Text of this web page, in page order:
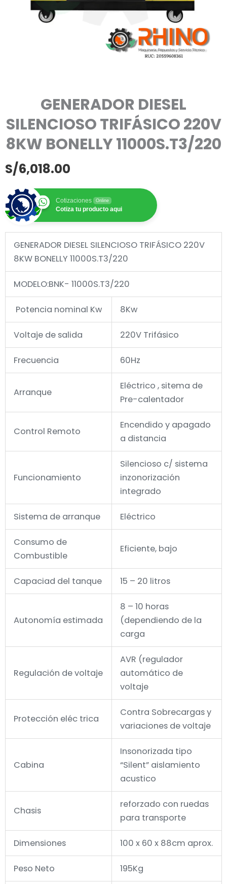
GENERADOR DIESEL
SILENCIOSO TRIFÁSICO 220V
8KW BONELLY 11000S.T3/220
S/6,018.00
Cotizaciones Online
Cotiza tu producto aqui
GENERADOR DIESEL SILENCIOSO TRIFÁSICO 220V
8KW BONELLY 11000S.T3/220
MODELO:BNK- 11000S.T3/220
Potencia nominal Kw 8Kw
Voltaje de salida 220V Trifásico
Frecuencia 60Hz
Arranque
Eléctrico , sitema de
Pre-calentador
Control Remoto
Encendido y apagado
a distancia
Funcionamiento
Silencioso c/ sistema
inzonorización
integrado
Sistema de arranque Eléctrico
Consumo de
Combustible
Eficiente, bajo
Capaciad del tanque 15 – 20 litros
Autonomía estimada
8 – 10 horas
(dependiendo de la
carga
Regulación de voltaje
AVR (regulador
automático de
voltaje
Protección eléc trica
Contra Sobrecargas y
variaciones de voltaje
Cabina
Insonorizada tipo
“Silent” aislamiento
acustico
Chasis
reforzado con ruedas
para transporte
Dimensiones 100 x 60 x 88cm aprox.
Peso Neto 195Kg